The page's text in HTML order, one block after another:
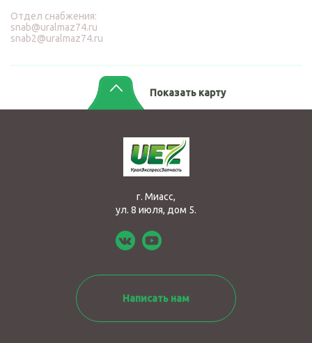
Отдел снабжения:
snab@uralmaz74.ru
snab2@uralmaz74.ru
Показать карту
г. Миасс,
ул. 8 июля, дом 5.
Написать нам